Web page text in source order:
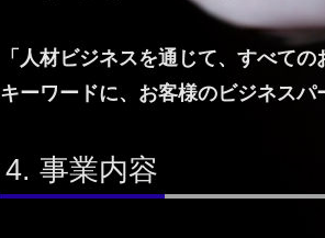
「人材ビジネスを通じて、すべて
キーワードに、お客様のビジネスパ
事業内容